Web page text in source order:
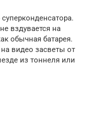
вздувается на
обычная батарея.
на видео засветы от
из тоннеля или